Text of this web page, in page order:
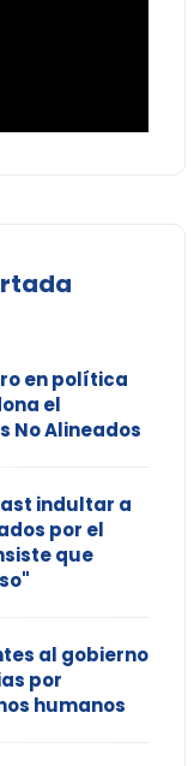
en política
el
No Alineados
indultar a
por el
que
al gobierno
por
humanos